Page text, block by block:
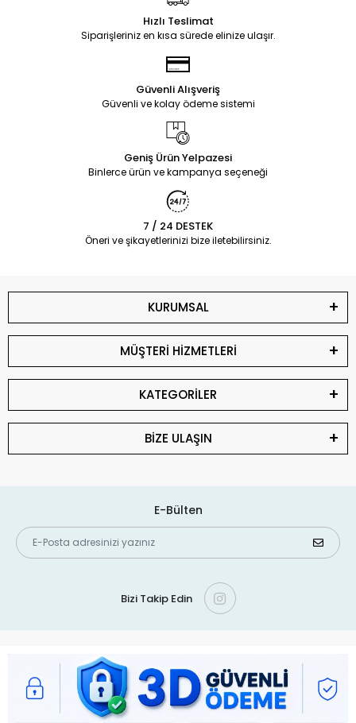
Hızlı Teslimat
Siparişleriniz en kısa sürede elinize ulaşır.
Güvenli Alışveriş
Güvenli ve kolay ödeme sistemi
Geniş Ürün Yelpazesi
Binlerce ürün ve kampanya seçeneği
7 / 24 DESTEK
Öneri ve şikayetlerinizi bize iletebilirsiniz.
KURUMSAL
MÜŞTERİ HİZMETLERİ
KATEGORİLER
BİZE ULAŞIN
E-Bülten
Bizi Takip Edin